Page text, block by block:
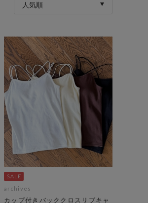
人気順
archives
カップ付きバッククロスリブキャ